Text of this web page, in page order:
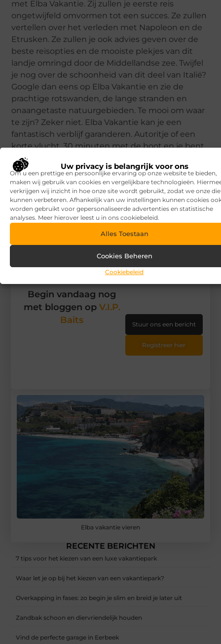
Uw privacy is belangrijk voor ons
Om u een prettige en persoonlijke ervaring op onze website te bieden,
maken wij gebruik van cookies en vergelijkbare technologieën.
verkrijgen wij inzicht in hoe onze site wordt gebruikt, zodat we onze
kunnen verbeteren. Afhankelijk van uw instellingen kunnen cookies
worden gebruikt voor gepersonaliseerde advertenties en statistische
analyses. Meer hierover leest u in ons cookiebeleid.
Alles Toestaan
Cookies Beheren
Cookiebeleid
met Elba Vakantie. Zij zullen je eerste reis
ongetwijfeld omvormen tot een succes. Ze zullen
vertellen over het verleden met Napoleon en de
Etrusken. Ze zullen je ook advies geven over de
beste reisopties en de mooiste plekjes van dit
landje omringd door de Middellandse zee. Twijfel
je nog over de schoonheid van dit deel van Italië?
Google dan eens op Elba Vakantie en zie de
prachtige rotswanden, de lange stranden en
onaangetaste natuurgebieden. Te mooi om waar
te zijn? Zeker niet. Elba Vakantie kan je een
fantastisch verblijf garanderen. Autoritje of een
korte vlucht, 30 minuten met de boot en je bent
er.
Goed artikel? Deel hem dan op:
X
(Twitter)
Facebook Pinterest LinkedIn
Recreatie
DEEL DIT:
Elba vakantie vieren
RECENTE BERICHTEN
7 tips voor het kiezen van een luxe vakantiepark
Waar let je op bij het kiezen van een vakantiepark?
Overkapping in fases: zo begin je slim en breid je later uit
Zandbak schoon en diervriendelijk houden
Vind de perfecte garage in Eerbeek
Begin vandaag nog
met bloggen op V.I.P.
Baits
Stuur ons een bericht
Registreer hier